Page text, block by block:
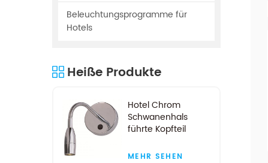
Beleuchtungsprogramme für
Hotels
Heiße Produkte
Hotel Chrom
Schwanenhals
führte Kopfteil
MEHR SEHEN